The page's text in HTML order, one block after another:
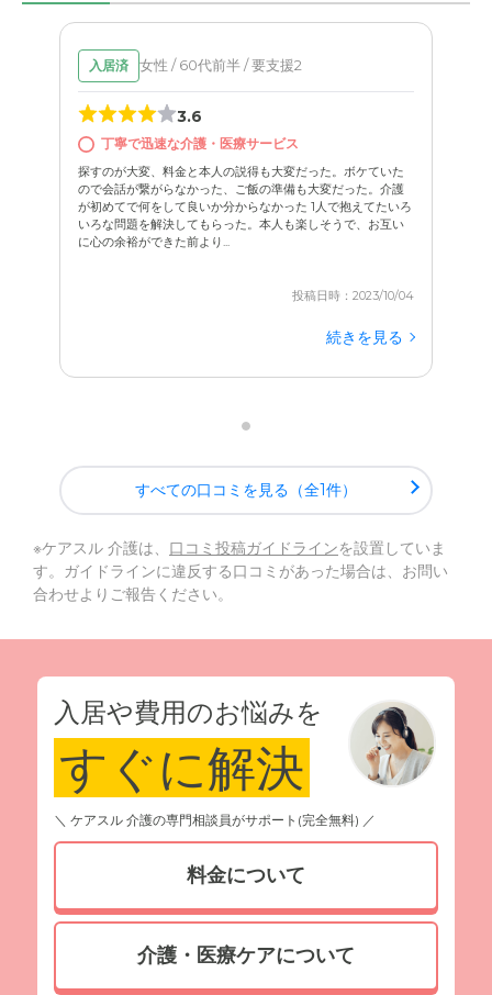
入居済 女性 / 60代前半 / 要支援2
3.6
丁寧で迅速な介護・医療サービス
探すのが大変、料金と本人の説得も大変だった。ボケていた
ので会話が繋がらなかった、ご飯の準備も大変だった。介護
が初めてで何をして良いか分からなかった 1人で抱えてたいろ
いろな問題を解決してもらった。本人も楽しそうで、お互い
に心の余裕ができた前より...
投稿日時：2023/10/04
続きを見る
すべての口コミを見る（全1件）
※ケアスル 介護は、 口コミ投稿ガイドラインを設置していま
す。ガイドラインに違反する口コミがあった場合は、お問い
合わせよりご報告ください。
入居や費用のお悩みを
すぐに解決
＼ ケアスル 介護の専門相談員がサポート(完全無料) ／
料金について
介護・医療ケアについて